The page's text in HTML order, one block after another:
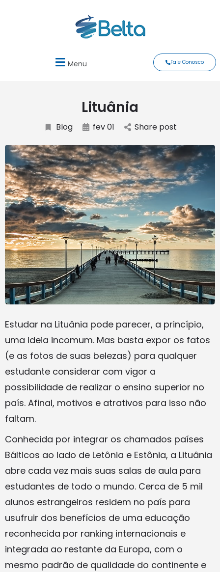
Menu Fale Conosco
Lituânia
Blog fev 01 Share post
Estudar na Lituânia pode parecer, a princípio,
uma ideia incomum. Mas basta expor os fatos
(e as fotos de suas belezas) para qualquer
estudante considerar com vigor a
possibilidade de realizar o ensino superior no
país. Afinal, motivos e atrativos para isso não
faltam.
Conhecida por integrar os chamados países
Bálticos ao lado de Letônia e Estônia, a Lituânia
abre cada vez mais suas salas de aula para
estudantes de todo o mundo. Cerca de 5 mil
alunos estrangeiros residem no país para
usufruir dos benefícios de uma educação
reconhecida por ranking internacionais e
integrada ao restante da Europa, com o
mesmo padrão de qualidade do continente e